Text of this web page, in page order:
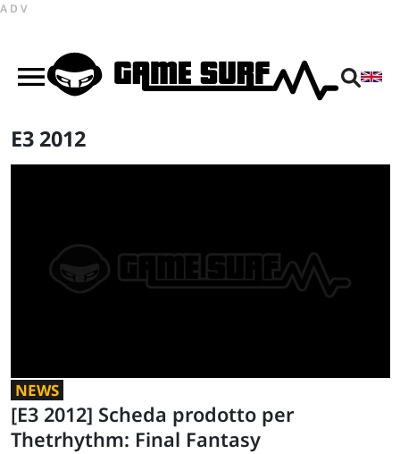
ADV
E3 2012
NEWS
[E3 2012] Scheda prodotto per
Thetrhythm: Final Fantasy